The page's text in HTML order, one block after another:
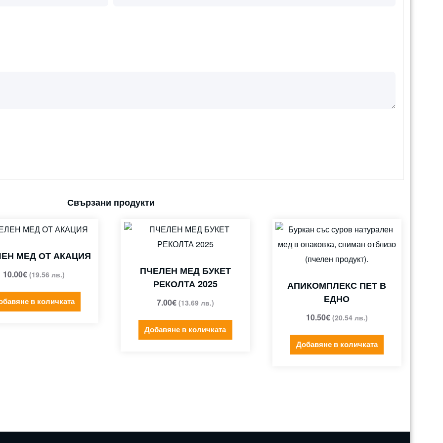
Свързани продукти
МЕД ОТ АКАЦИЯ
10.00€ (19.56 лв.)
в количката
ПЧЕЛЕН МЕД БУКЕТ
РЕКОЛТА 2025
7.00€ (13.69 лв.)
Добавяне в количката
АПИКОМПЛЕКС ПЕТ В
ЕДНО
10.50€ (20.54 лв.)
Добавяне в количката